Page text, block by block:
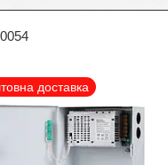
доставка